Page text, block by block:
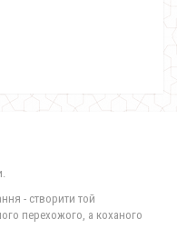
- створити той
перехожого, а коханого